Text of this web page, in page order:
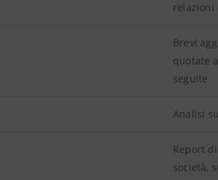
relazioni
Brevi
quotate
seguite
Analisi
Report
società,